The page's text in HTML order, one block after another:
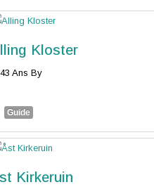
Kloster
Ans By
Guide
Kirkeruin